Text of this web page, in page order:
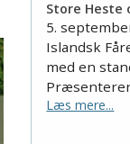
Store Heste
5.
Islandsk
med en
Læs mere...